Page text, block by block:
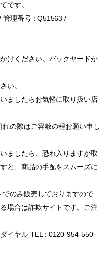
です。
管理番号 : Q51563 /
けください。バックヤードか
い。
ましたらお気軽に取り扱い店
の際はご容赦の程お願い申し
ましたら、恐れ入りますが取
と、商品の手配をスムーズに
でのみ販売しておりますので
場合は詐欺サイトです。ご注
イヤル TEL : 0120-954-550